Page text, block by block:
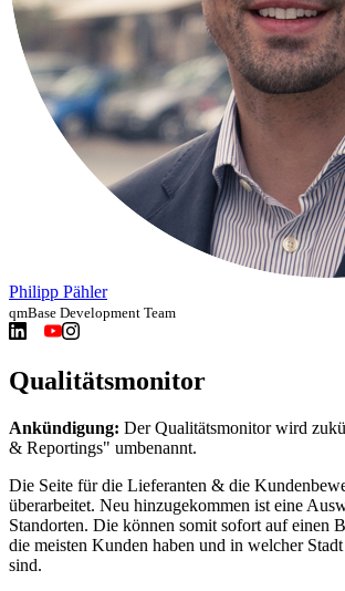
Philipp Pähler
qmBase Development Team
Qualitätsmonitor
Ankündigung: Der Qualitätsmonitor wird
& Reportings" umbenannt.
Die Seite für die Lieferanten & die
überarbeitet. Neu hinzugekommen ist eine
Standorten. Die können somit sofort auf einen
die meisten Kunden haben und in welcher
sind.